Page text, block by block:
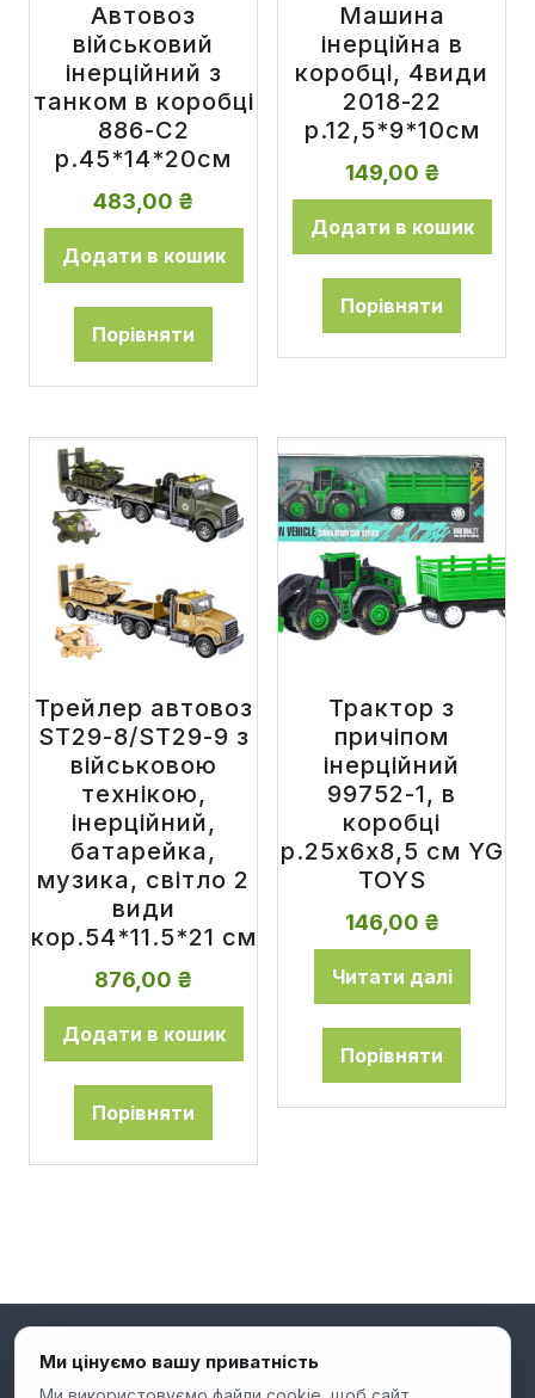
Автовоз
військовий
інерційний з
танком в коробці
886-C2
р.45*14*20см
483,00 ₴
Додати в кошик
Порівняти
Машина
інерційна в
коробці, 4види
2018-22
р.12,5*9*10см
149,00 ₴
Додати в кошик
Порівняти
Трейлер автовоз
ST29-8/ST29-9 з
військовою
технікою,
інерційний,
батарейка,
музика, світло 2
види
кор.54*11.5*21 см
876,00 ₴
Додати в кошик
Порівняти
Трактор з
причіпом
інерційний
99752-1, в
коробці
р.25х6х8,5 см YG
TOYS
146,00 ₴
Читати далі
Порівняти
Ми цінуємо вашу приватність